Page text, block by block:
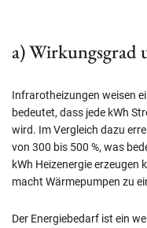
a) Wirkungsgrad
Infrarotheizungen weisen
bedeutet, dass jede kWh
wird. Im Vergleich dazu
von 300 bis 500 %, was
kWh Heizenergie erzeugen
macht Wärmepumpen zu
Der Energiebedarf ist ein